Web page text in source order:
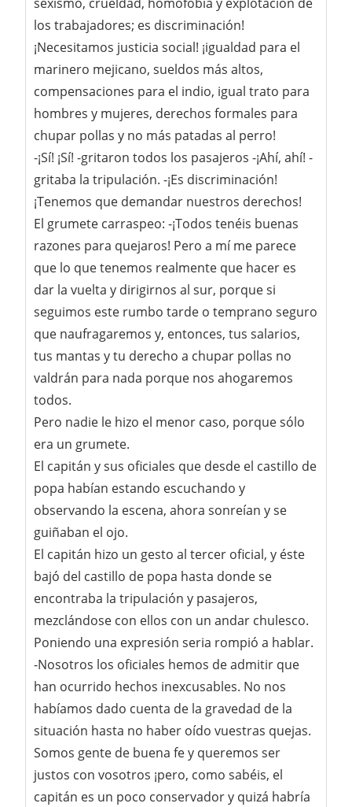
los trabajadores; es discriminación!
¡Necesitamos justicia social! ¡igualdad para el
marinero mejicano, sueldos más altos,
compensaciones para el indio, igual trato para
hombres y mujeres, derechos formales para
chupar pollas y no más patadas al perro!
-¡Sí! ¡Sí! -gritaron todos los pasajeros -¡Ahí, ahí! -
gritaba la tripulación. -¡Es discriminación!
¡Tenemos que demandar nuestros derechos!
El grumete carraspeo: -¡Todos tenéis buenas
razones para quejaros! Pero a mí me parece
que lo que tenemos realmente que hacer es
dar la vuelta y dirigirnos al sur, porque si
seguimos este rumbo tarde o temprano seguro
que naufragaremos y, entonces, tus salarios,
tus mantas y tu derecho a chupar pollas no
valdrán para nada porque nos ahogaremos
todos.
Pero nadie le hizo el menor caso, porque sólo
era un grumete.
El capitán y sus oficiales que desde el castillo de
popa habían estando escuchando y
observando la escena, ahora sonreían y se
guiñaban el ojo.
El capitán hizo un gesto al tercer oficial, y éste
bajó del castillo de popa hasta donde se
encontraba la tripulación y pasajeros,
mezclándose con ellos con un andar chulesco.
Poniendo una expresión seria rompió a hablar.
-Nosotros los oficiales hemos de admitir que
han ocurrido hechos inexcusables. No nos
habíamos dado cuenta de la gravedad de la
situación hasta no haber oído vuestras quejas.
Somos gente de buena fe y queremos ser
justos con vosotros ¡pero, como sabéis, el
capitán es un poco conservador y quizá habría